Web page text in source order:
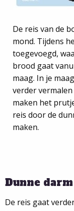
De reis van de
mond. Tijdens
toegevoegd,
brood gaat
maag. In je
verder
maken het
reis door de
maken.
Dunne darm
De reis gaat